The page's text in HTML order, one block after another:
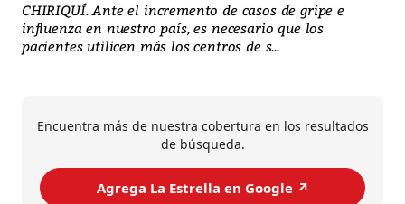
CHIRIQUÍ. Ante el incremento de casos de gripe e
influenza en nuestro país, es necesario que los
pacientes utilicen más los centros de s...
Encuentra más de nuestra cobertura en los resultados
de búsqueda.
Agrega La Estrella en Google ↗️